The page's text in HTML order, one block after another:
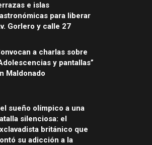
e islas
para liberar
Gorlero y calle 27
a charlas sobre
y pantallas”
Maldonado
sueño olímpico a una
silenciosa: el
británico que
su adicción a la